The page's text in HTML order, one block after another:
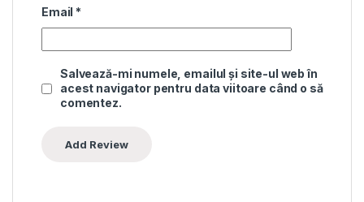
Email *
Salvează-mi numele, emailul și site-ul web în
acest navigator pentru data viitoare când o să
comentez.